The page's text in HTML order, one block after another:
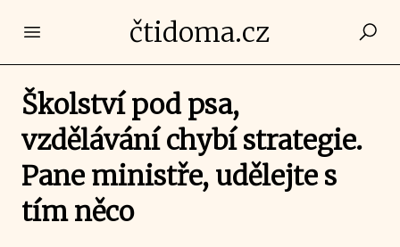
Open main menučtidoma.cz
Školství pod psa,
vzdělávání chybí strategie.
Pane ministře, udělejte s
tím něco